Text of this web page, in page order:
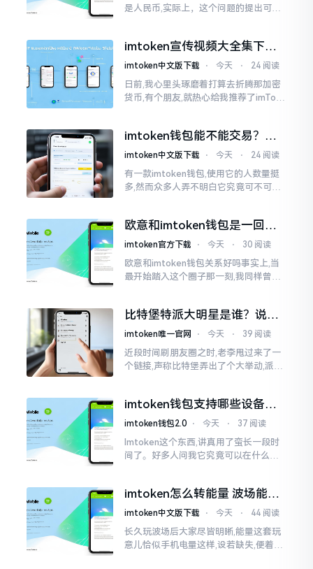
是人民币,实际上，这个问题的提出可谓
一个“钱包”而已
imtoken宣传视频大全集下
载，新手看完就懂怎么用
imtoken中文版下载 ⋅ 今天 ⋅ 24 阅读
日前,我心里头琢磨着打算去折腾那加密
货币,有个朋友,就热心给我推荐了imTok
imtoken钱包能不能交易？一
文说清楚
imtoken中文版下载 ⋅ 今天 ⋅ 24 阅读
有一款imtoken钱包,使用它的人数量挺
多,然而众多人弄不明白它究竟可不可以
存钱罐与菜市场那般
欧意和imtoken钱包是一回事
吗？搞清楚了再装钱包
imtoken官方下载 ⋅ 今天 ⋅ 30 阅读
欧意和imtoken钱包关系好吗事实上,当
最开始踏入这个圈子那一刻,我同样曾因
推移才逐渐明晰
比特堡特派大明星是谁？说实
话，我真没搞明白
imtoken唯一官网 ⋅ 今天 ⋅ 39 阅读
近段时间刷朋友圈之时,老李甩过来了一
个链接,声称比特堡弄出了个大举动,派遣
磅”、“首发”、“独家”
imtoken钱包支持哪些设备？
手机电脑都能用
imtoken钱包2.0 ⋅ 今天 ⋅ 37 阅读
Imtoken这个东西,讲真用了蛮长一段时
间了。好多人问我它究竟可以在什么设
给予支持
imtoken怎么转能量 波场能量
转换教程
imtoken中文版下载 ⋅ 今天 ⋅ 44 阅读
长久玩波场后大家尽皆明晰,能量这套玩
意儿恰似手机电量这样,设若缺失,便着实